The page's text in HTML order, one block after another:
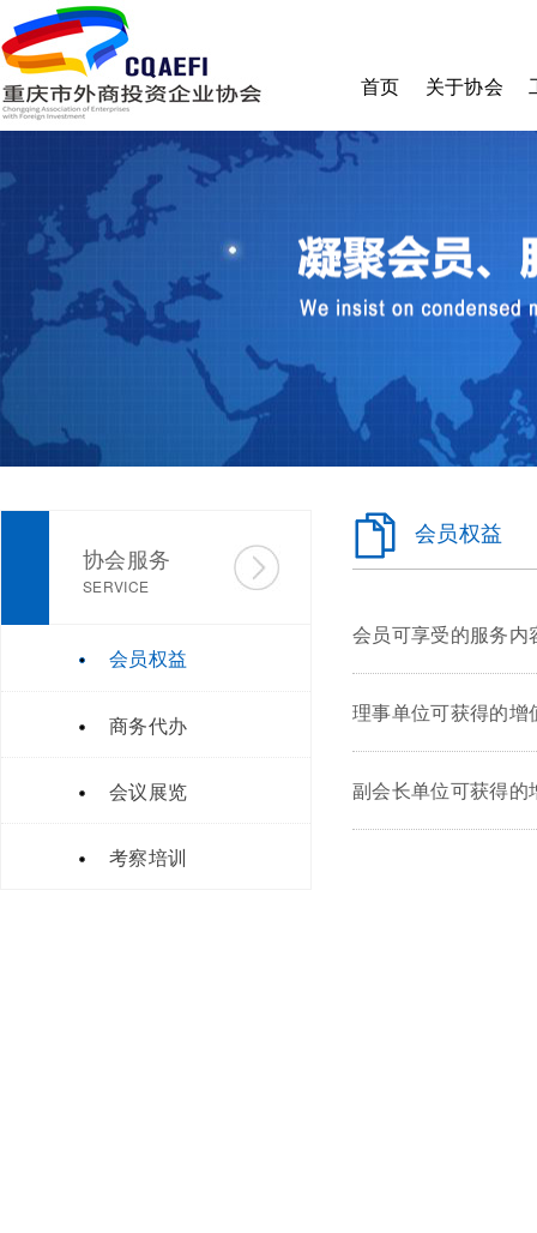
首页 关于协会
监事会
秘书处
收费标准
加入我们
协会服务
SERVICE
会员权益
商务代办
会议展览
考察培训
会员权益
会员可享受的服务内
理事单位可获得的增
副会长单位可获得的